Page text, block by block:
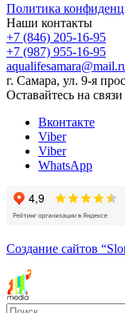
Политика
Наши контакты
+7 (846) 205-16-95
+7 (987) 955-16-95
г. Самара, ул. 9-я
Оставайтесь на связи
Вконтакте
Viber
Viber
WhatsApp
Создание сайтов